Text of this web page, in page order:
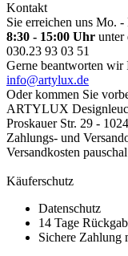
Kontakt
Sie erreichen uns Mo. -
8:30 - 15:00 Uhr unter
030.23 93 03 51
Gerne beantworten wir
info@artylux.de
Oder kommen Sie
ARTYLUX
Proskauer Str. 29 -
Zahlungs- und
Versandkosten
Käuferschutz
Datenschutz
14 Tage
Sichere Zahlung